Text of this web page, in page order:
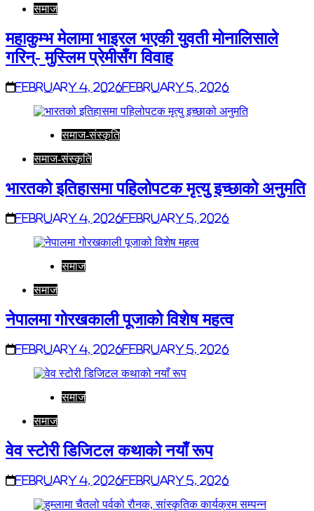
समाज
महाकुम्भ मेलामा भाइरल भएकी युवती मोनालिसाले
गरिन्- मुस्लिम प्रेमीसँग विवाह
February 4, 2026February 5, 2026
समाज-संस्कृति
समाज-संस्कृति
भारतको इतिहासमा पहिलोपटक मृत्यु इच्छाको अनुमति
February 4, 2026February 5, 2026
समाज
समाज
नेपालमा गोरखकाली पूजाको विशेष महत्व
February 4, 2026February 5, 2026
समाज
समाज
वेव स्टोरी डिजिटल कथाको नयाँ रूप
February 4, 2026February 5, 2026